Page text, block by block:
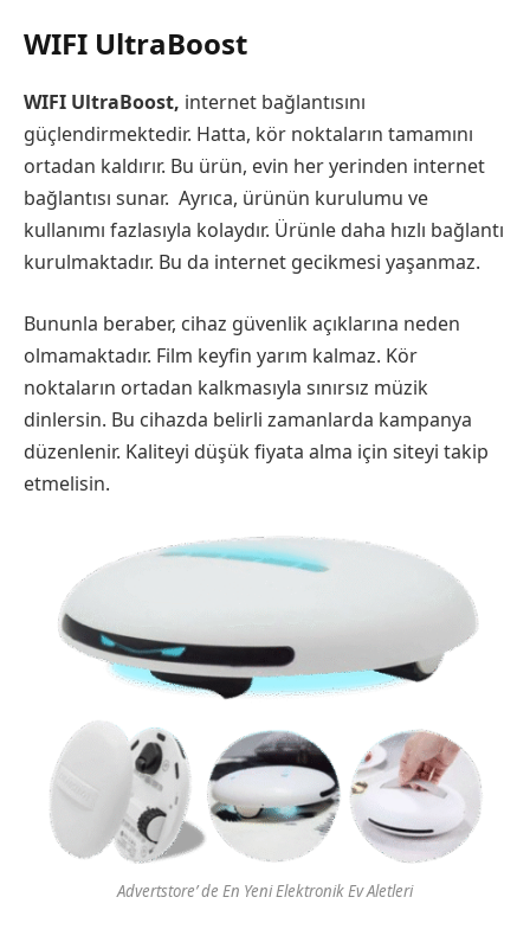
WIFI UltraBoost
WIFI UltraBoost, internet bağlantısını
güçlendirmektedir. Hatta, kör noktaların tamamını
ortadan kaldırır. Bu ürün, evin her yerinden internet
bağlantısı sunar. Ayrıca, ürünün kurulumu ve
kullanımı fazlasıyla kolaydır. Ürünle daha hızlı bağlantı
kurulmaktadır. Bu da internet gecikmesi yaşanmaz.
Bununla beraber, cihaz güvenlik açıklarına neden
olmamaktadır. Film keyfin yarım kalmaz. Kör
noktaların ortadan kalkmasıyla sınırsız müzik
dinlersin. Bu cihazda belirli zamanlarda kampanya
düzenlenir. Kaliteyi düşük fiyata alma için siteyi takip
etmelisin.
Advertstore’ de En Yeni Elektronik Ev Aletleri